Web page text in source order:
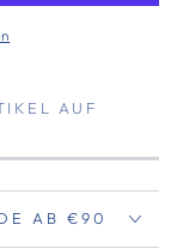
AUF
AB €90